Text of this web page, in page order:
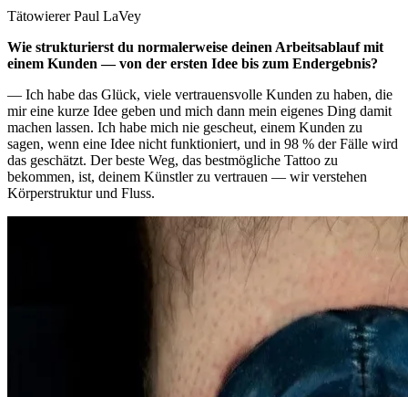
Tätowierer Paul LaVey
Wie strukturierst du normalerweise deinen Arbeitsablauf mit
einem Kunden — von der ersten Idee bis zum Endergebnis?
— Ich habe das Glück, viele vertrauensvolle Kunden zu haben, die
mir eine kurze Idee geben und mich dann mein eigenes Ding damit
machen lassen. Ich habe mich nie gescheut, einem Kunden zu
sagen, wenn eine Idee nicht funktioniert, und in 98 % der Fälle wird
das geschätzt. Der beste Weg, das bestmögliche Tattoo zu
bekommen, ist, deinem Künstler zu vertrauen — wir verstehen
Körperstruktur und Fluss.